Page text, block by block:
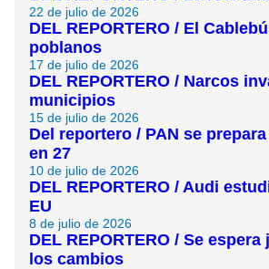
22 de julio de 2026
DEL REPORTERO / El
poblanos
17 de julio de 2026
DEL REPORTERO / Narcos
municipios
15 de julio de 2026
Del reportero / PAN se
en 27
10 de julio de 2026
DEL REPORTERO / Audi
EU
8 de julio de 2026
DEL REPORTERO / Se
los cambios